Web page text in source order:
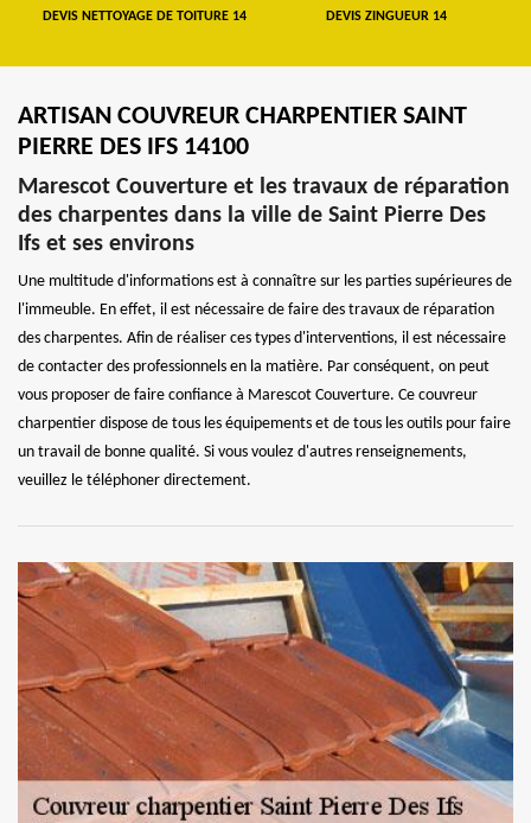
DEVIS NETTOYAGE DE TOITURE 14 DEVIS ZINGUEUR 14
ARTISAN COUVREUR CHARPENTIER SAINT
PIERRE DES IFS 14100
Marescot Couverture et les travaux de réparation
des charpentes dans la ville de Saint Pierre Des
Ifs et ses environs
Une multitude d'informations est à connaître sur les parties supérieures de
l'immeuble. En effet, il est nécessaire de faire des travaux de réparation
des charpentes. Afin de réaliser ces types d'interventions, il est nécessaire
de contacter des professionnels en la matière. Par conséquent, on peut
vous proposer de faire confiance à Marescot Couverture. Ce couvreur
charpentier dispose de tous les équipements et de tous les outils pour faire
un travail de bonne qualité. Si vous voulez d'autres renseignements,
veuillez le téléphoner directement.